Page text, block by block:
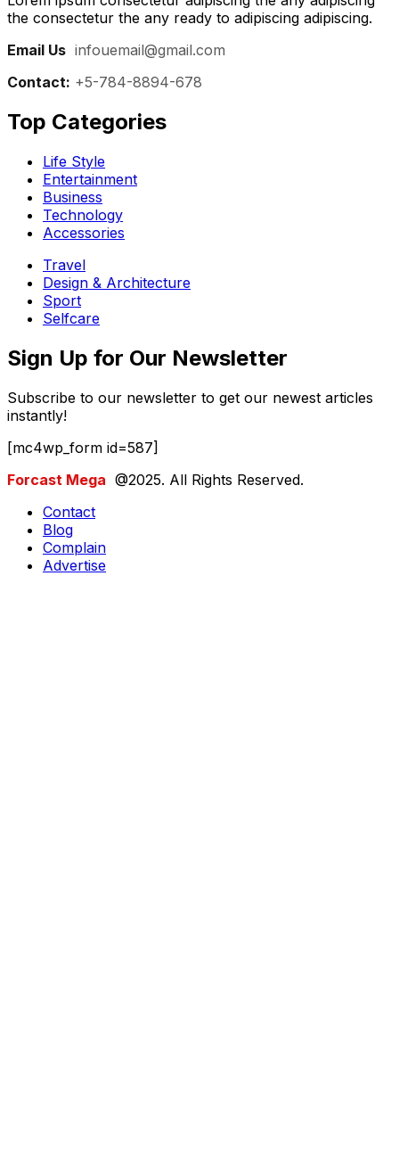
the consectetur the any ready to adipiscing adipiscing.
Email Us infouemail@gmail.com
Contact: +5-784-8894-678
Top Categories​
Life Style
Entertainment
Business
Technology
Accessories
Travel
Design & Architecture
Sport
Selfcare
Sign Up for Our Newsletter
Subscribe to our newsletter to get our newest articles
instantly!
[mc4wp_form id=587]
Forcast Mega @2025. All Rights Reserved.
Contact
Blog
Complain
Advertise